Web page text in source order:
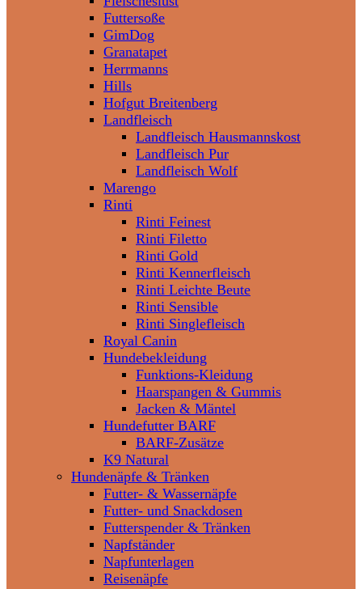
Futtersoße
GimDog
Granatapet
Herrmanns
Hills
Hofgut Breitenberg
Landfleisch
Landfleisch Hausmannskost
Landfleisch Pur
Landfleisch Wolf
Marengo
Rinti
Rinti Feinest
Rinti Filetto
Rinti Gold
Rinti Kennerfleisch
Rinti Leichte Beute
Rinti Sensible
Rinti Singlefleisch
Royal Canin
Hundebekleidung
Funktions-Kleidung
Haarspangen & Gummis
Jacken & Mäntel
Hundefutter BARF
BARF-Zusätze
K9 Natural
Hundenäpfe & Tränken
Futter- & Wassernäpfe
Futter- und Snackdosen
Futterspender & Tränken
Napfständer
Napfunterlagen
Reisenäpfe